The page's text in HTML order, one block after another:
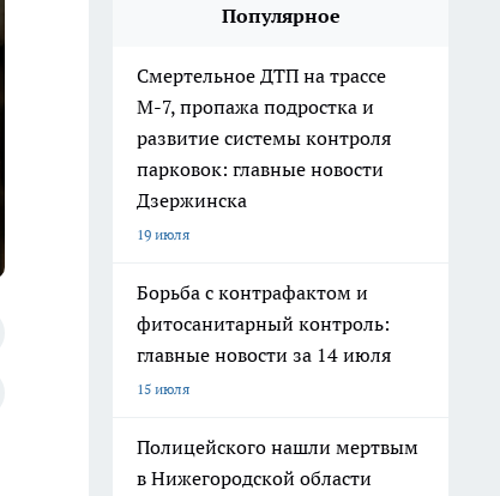
Популярное
Смертельное ДТП на трассе
М-7, пропажа подростка и
развитие системы контроля
парковок: главные новости
Дзержинска
19 июля
Борьба с контрафактом и
фитосанитарный контроль:
главные новости за 14 июля
15 июля
Полицейского нашли мертвым
в Нижегородской области